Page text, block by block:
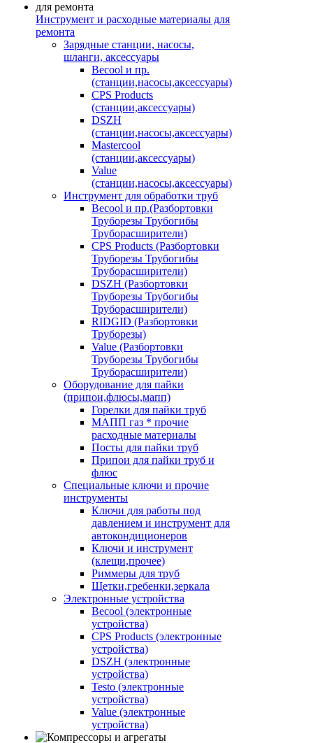
Инструмент и расходные материалы для
ремонта
Зарядные станции, насосы,
шланги, аксессуары
Becool и пр.
(станции,насосы,аксессуары)
CPS Products
(станции,аксессуары)
DSZH
(станции,насосы,аксессуары)
Mastercool
(станции,аксессуары)
Value
(станции,насосы,аксессуары)
Инструмент для обработки труб
Becool и пр.(Разбортовки
Труборезы Трубогибы
Труборасширители)
CPS Products (Разбортовки
Труборезы Трубогибы
Труборасширители)
DSZH (Разбортовки
Труборезы Трубогибы
Труборасширители)
RIDGID (Разбортовки
Труборезы)
Value (Разбортовки
Труборезы Трубогибы
Труборасширители)
Оборудование для пайки
(припои,флюсы,мапп)
Горелки для пайки труб
МАПП газ * прочие
расходные материалы
Посты для пайки труб
Припои для пайки труб и
флюс
Специальные ключи и прочие
инструменты
Ключи для работы под
давлением и инструмент для
автокондиционеров
Ключи и инструмент
(клещи,прочее)
Риммеры для труб
Щетки,гребенки,зеркала
Электронные устройства
Becool (электронные
устройства)
CPS Products (электронные
устройства)
DSZH (электронные
устройства)
Testo (электронные
устройства)
Value (электронные
устройства)